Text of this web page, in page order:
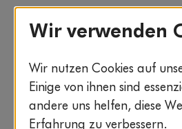
Sie auf die einzelnen
mehr über sie zu
Wir verwenden
Wir nutzen Cookies auf
Einige von ihnen sind
andere uns helfen, diese
Erfahrung zu verbessern.